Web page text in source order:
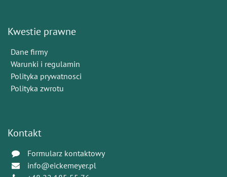
Kwestie prawne
Dane firmy
Warunki i regulamin
Polityka prywatnosci
Polityka zwrotu
Kontakt
Formularz kontaktowy
info@eickemeyer.pl